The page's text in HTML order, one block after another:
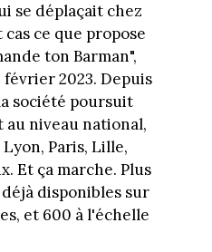
se déplaçait chez
ce que propose
ton Barman",
2023. Depuis
société poursuit
au niveau national,
Paris, Lille,
Et ça marche. Plus
disponibles sur
et 600 à l'échelle